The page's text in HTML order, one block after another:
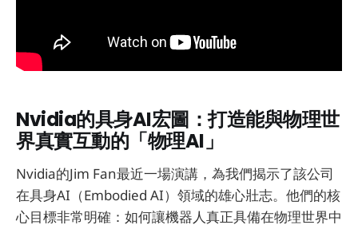
Nvidia的具身AI宏圖：打造能與物理世
界真實互動的「物理AI」
Nvidia的Jim Fan最近一場演講，為我們揭示了該公司
在具身AI（Embodied AI）領域的雄心壯志。他們的核
心目標非常明確：如何讓機器人真正具備在物理世界中